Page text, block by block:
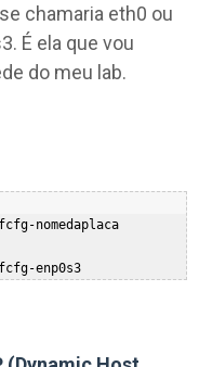
chamaria eth0 ou
É ela que vou
do meu lab.
nomedaplaca